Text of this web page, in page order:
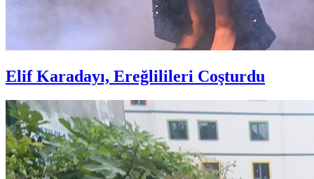
Elif Karadayı, Ereğlilileri Coşturdu